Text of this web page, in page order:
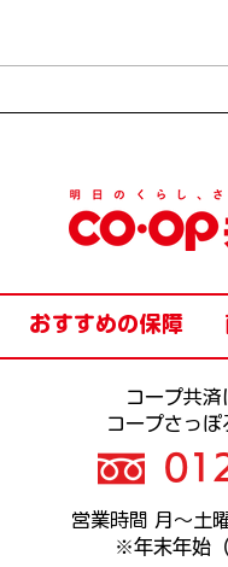
【釧路横倒
おすすめの保障
コープ共
コープさっ
営業時間 月〜土
​※年末年始